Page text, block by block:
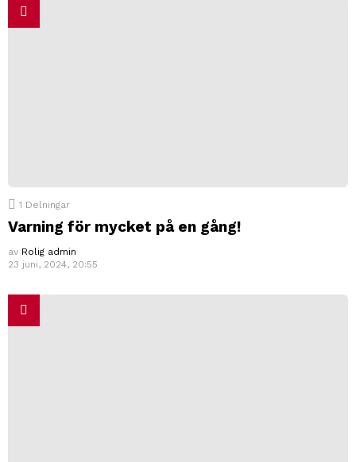
1 Delningar
Varning för mycket på en gång!
av Rolig admin
23 juni, 2024, 20:55